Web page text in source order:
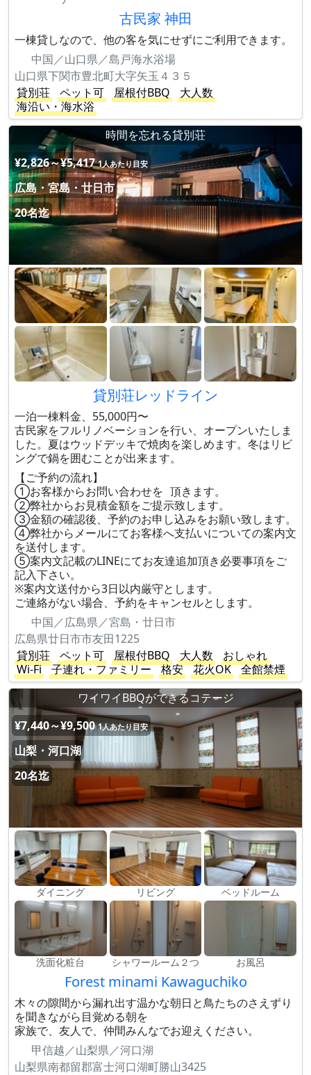
古民家 神田
一棟貸しなので、他の客を気にせずにご利用できます。
中国／山口県／島戸海水浴場
山口県下関市豊北町大字矢玉４３５
貸別荘
ペット可 屋根付BBQ
大人数
海沿い・海水浴
時間を忘れる貸別荘
¥2,826～¥5,417 1人あたり目安
広島・宮島・廿日市
20名迄
貸別荘レッドライン
一泊一棟料金、55,000円〜
古民家をフルリノベーションを行い、オープンいたしま
した。夏はウッドデッキで焼肉を楽しめます。冬はリビ
ングで鍋を囲むことが出来ます。
【ご予約の流れ】
①お客様からお問い合わせを 頂きます。
②弊社からお見積金額をご提示致します。
③金額の確認後、予約のお申し込みをお願い致します。
④弊社からメールにてお客様へ支払いについての案内文
を送付します。
⑤案内文記載のLINEにてお友達追加頂き必要事項をご
記入下さい。
※案内文送付から3日以内厳守とします。
ご連絡がない場合、予約をキャンセルとします。
中国／広島県／宮島・廿日市
広島県廿日市市友田1225
貸別荘
ペット可 屋根付BBQ 大人数
おしゃれ
Wi-Fi
子連れ・ファミリー 格安 花火OK
全館禁煙
ワイワイBBQができるコテージ
¥7,440～¥9,500 1人あたり目安
山梨・河口湖
20名迄
ダイニング リビング ベッドルーム
洗面化粧台 シャワールーム２つ お風呂
Forest minami Kawaguchiko
木々の隙間から漏れ出す温かな朝日と鳥たちのさえずり
を聞きながら目覚める朝を
家族で、友人で、仲間みんなでお迎えください。
甲信越／山梨県／河口湖
山梨県南都留郡富士河口湖町勝山3425